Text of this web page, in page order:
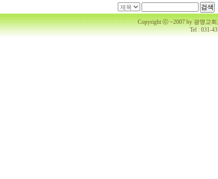
Copyright ⓒ ~2007 by 광명교
Tel : 031-